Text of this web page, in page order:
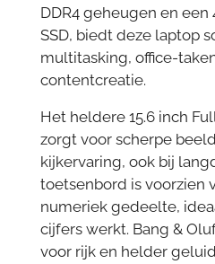
DDR4 geheugen en een
SSD, biedt deze laptop
multitasking, office-
contentcreatie.
Het heldere 15.6 inch
zorgt voor scherpe
kijkervaring, ook bij
toetsenbord is voorzien
numeriek gedeelte,
cijfers werkt. Bang &
voor rijk en helder